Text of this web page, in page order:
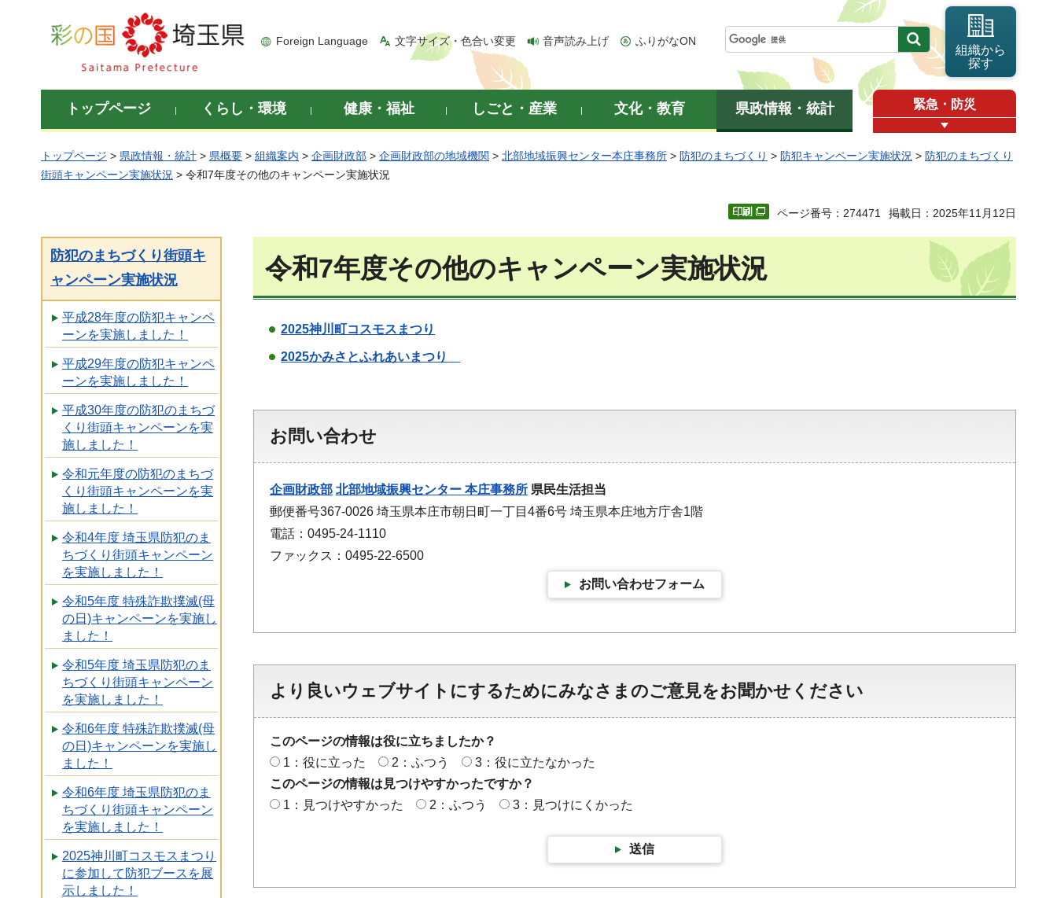
彩の国 埼玉県
Foreign Language 文字サイズ・色合い変更 音声読み上げ ふりがなON
組織から
探す
トップページ くらし・環境 健康・福祉 しごと・産業 文化・教育 県政情報・統計 緊急・防災
トップページ > 県政情報・統計 > 県概要 > 組織案内 > 企画財政部 > 企画財政部の地域機関 > 北部地域振興センター本庄事務所 > 防犯のまちづくり > 防犯キャンペーン実施状況 > 防犯のまちづくり
街頭キャンペーン実施状況 > 令和7年度その他のキャンペーン実施状況
ページ番号：274471 掲載日：2025年11月12日
防犯のまちづくり街頭キ
ャンペーン実施状況
平成28年度の防犯キャンペ
ーンを実施しました！
平成29年度の防犯キャンペ
ーンを実施しました！
平成30年度の防犯のまちづ
くり街頭キャンペーンを実
施しました！
令和元年度の防犯のまちづ
くり街頭キャンペーンを実
施しました！
令和4年度 埼玉県防犯のま
ちづくり街頭キャンペーン
を実施しました！
令和5年度 特殊詐欺撲滅(母
の日)キャンペーンを実施し
ました！
令和5年度 埼玉県防犯のま
ちづくり街頭キャンペーン
を実施しました！
令和6年度 特殊詐欺撲滅(母
の日)キャンペーンを実施し
ました！
令和6年度 埼玉県防犯のま
ちづくり街頭キャンペーン
を実施しました！
2025神川町コスモスまつり
に参加して防犯ブースを展
示しました！
令和7年度その他のキャンペーン実施状況
2025神川町コスモスまつり
2025かみさとふれあいまつり
お問い合わせ
企画財政部 北部地域振興センター 本庄事務所 県民生活担当
郵便番号367-0026 埼玉県本庄市朝日町一丁目4番6号 埼玉県本庄地方庁舎1階
電話：0495-24-1110
ファックス：0495-22-6500
お問い合わせフォーム
より良いウェブサイトにするためにみなさまのご意見をお聞かせください
このページの情報は役に立ちましたか？
1：役に立った
2：ふつう
3：役に立たなかった
このページの情報は見つけやすかったですか？
1：見つけやすかった
2：ふつう 3：見つけにくかった
送信